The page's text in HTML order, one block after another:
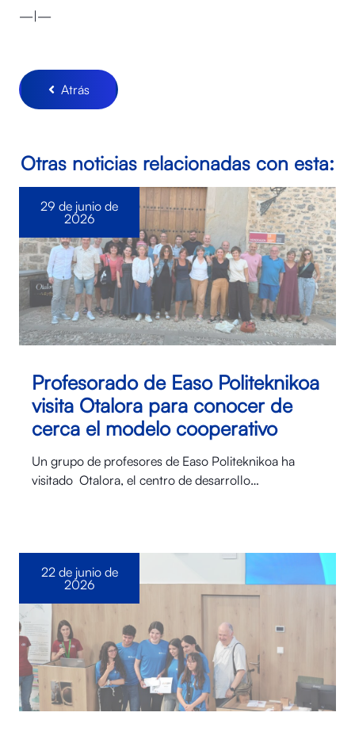
—|—
Atrás
Otras noticias relacionadas con esta:
Profesorado de Easo Politeknikoa
visita Otalora para conocer de
cerca el modelo cooperativo
Un grupo de profesores de Easo Politeknikoa ha
visitado Otalora⁠, el centro de desarrollo…
29 de junio de
2026
22 de junio de
2026